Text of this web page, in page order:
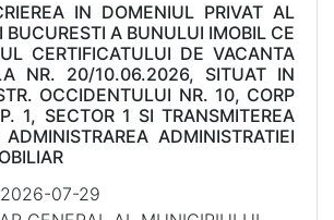
IN DOMENIUL PRIVAT AL
BUCURESTI A BUNULUI IMOBIL CE
CERTIFICATULUI DE VACANTA
NR. 20/10.06.2026, SITUAT IN
OCCIDENTULUI NR. 10, CORP
1, SECTOR 1 SI TRANSMITEREA
ADMINISTRATIEI
2026-07-29